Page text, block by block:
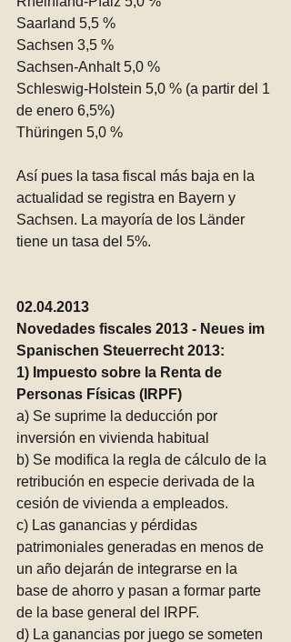
Saarland 5,5 %
Sachsen 3,5 %
Sachsen-Anhalt 5,0 %
Schleswig-Holstein 5,0 % (a partir del 1
de enero 6,5%)
Thüringen 5,0 %
Así pues la tasa fiscal más baja en la
actualidad se registra en Bayern y
Sachsen. La mayoría de los Länder
tiene un tasa del 5%.
02.04.2013
Novedades fiscales 2013 - Neues im
Spanischen Steuerrecht 2013:
1) Impuesto sobre la Renta de
Personas Físicas (IRPF)
a) Se suprime la deducción por
inversión en vivienda habitual
b) Se modifica la regla de cálculo de la
retribución en especie derivada de la
cesión de vivienda a empleados.
c) Las ganancias y pérdidas
patrimoniales generadas en menos de
un año dejarán de integrarse en la
base de ahorro y pasan a formar parte
de la base general del IRPF.
d) La ganancias por juego se someten